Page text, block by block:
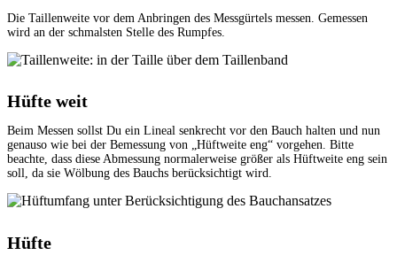
Die Taillenweite vor dem Anbringen des Messgürtels messen. Gemessen
wird an der schmalsten Stelle des Rumpfes.
Hüfte weit
Beim Messen sollst Du ein Lineal senkrecht vor den Bauch halten und nun
genauso wie bei der Bemessung von „Hüftweite eng“ vorgehen. Bitte
beachte, dass diese Abmessung normalerweise größer als Hüftweite eng sein
soll, da sie Wölbung des Bauchs berücksichtigt wird.
Hüfte